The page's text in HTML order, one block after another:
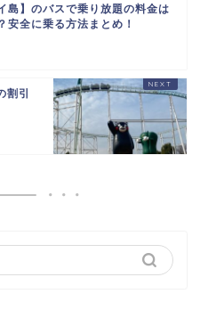
島】のバスで乗り放題の料金は
安全に乗る方法まとめ！
割引